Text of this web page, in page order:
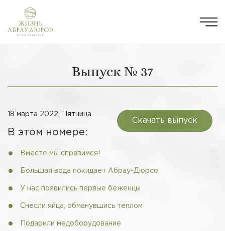
Выпуск № 37
Скачать выпуск
18 марта 2022, Пятница
В этом номере:
Вместе мы справимся!
Большая вода покидает Абрау-Дюрсо
У нас появились первые беженцы
Снесли яйца, обманувшись теплом
Подарили медоборудование